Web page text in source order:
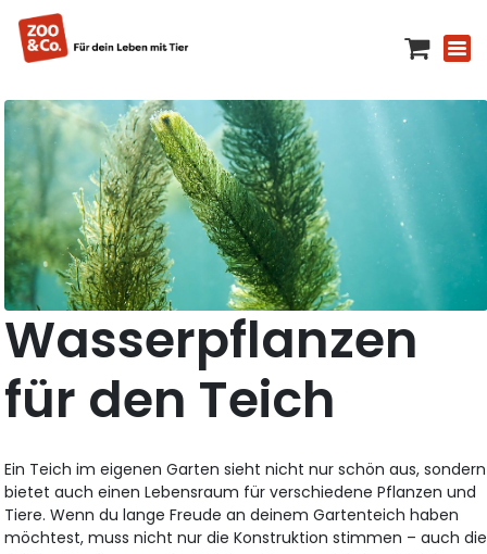
Wasserpflanzen
für den Teich
Ein Teich im eigenen Garten sieht nicht nur schön aus, sondern
bietet auch einen Lebensraum für verschiedene Pflanzen und
Tiere. Wenn du lange Freude an deinem Gartenteich haben
möchtest, muss nicht nur die Konstruktion stimmen – auch die